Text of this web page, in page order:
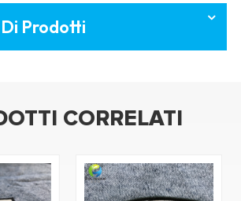
Prodotti
CORRELATI